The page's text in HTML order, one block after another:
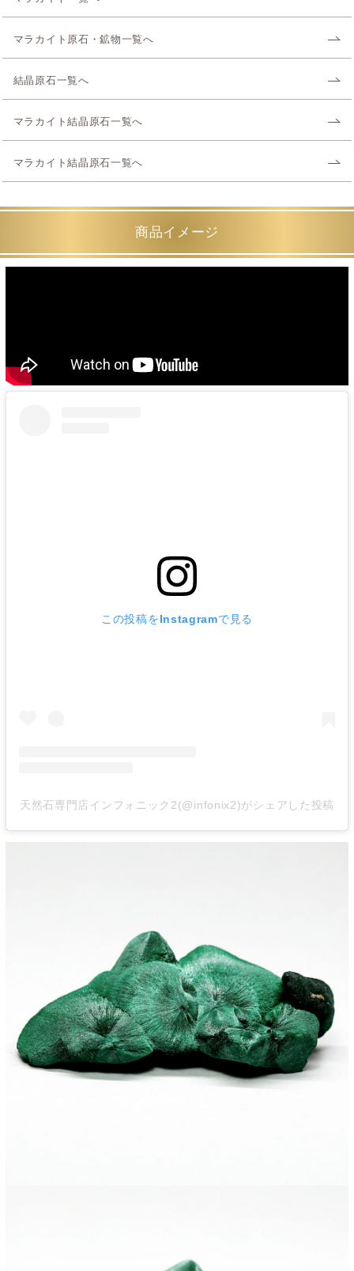
マラカイト原石・鉱物一覧へ
結晶原石一覧へ
マラカイト結晶原石一覧へ
マラカイト結晶原石一覧へ
商品イメージ
この投稿をInstagramで見る
天然石専門店インフォニック2(@infonix2)がシェアした投稿